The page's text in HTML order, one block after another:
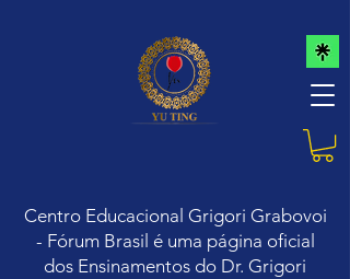
Centro Educacional Grigori Grabovoi
- Fórum Brasil é uma página oficial
dos Ensinamentos do Dr. Grigori